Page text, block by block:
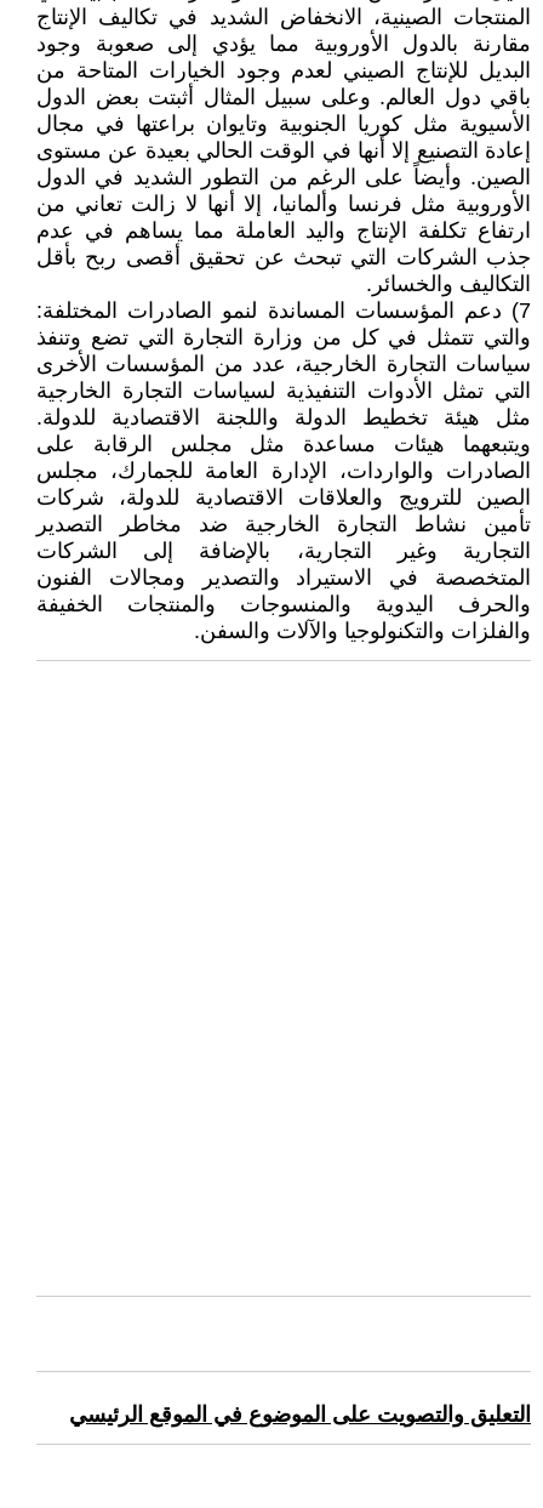
المنتجات الصينية، الانخفاض الشديد في تكاليف الإنتاج
مقارنة بالدول الأوروبية مما يؤدي إلى صعوبة وجود
البديل للإنتاج الصيني لعدم وجود الخيارات المتاحة من
باقي دول العالم. وعلى سبيل المثال أثبتت بعض الدول
الأسيوية مثل كوريا الجنوبية وتايوان براعتها في مجال
إعادة التصنيع إلا أنها في الوقت الحالي بعيدة عن مستوى
الصين. وأيضاً على الرغم من التطور الشديد في الدول
الأوروبية مثل فرنسا وألمانيا، إلا أنها لا زالت تعاني من
ارتفاع تكلفة الإنتاج واليد العاملة مما يساهم في عدم
جذب الشركات التي تبحث عن تحقيق أقصى ربح بأقل
التكاليف والخسائر.
7) دعم المؤسسات المساندة لنمو الصادرات المختلفة:
والتي تتمثل في كل من وزارة التجارة التي تضع وتنفذ
سياسات التجارة الخارجية، عدد من المؤسسات الأخرى
التي تمثل الأدوات التنفيذية لسياسات التجارة الخارجية
مثل هيئة تخطيط الدولة واللجنة الاقتصادية للدولة.
ويتبعهما هيئات مساعدة مثل مجلس الرقابة على
الصادرات والواردات، الإدارة العامة للجمارك، مجلس
الصين للترويج والعلاقات الاقتصادية للدولة، شركات
تأمين نشاط التجارة الخارجية ضد مخاطر التصدير
التجارية وغير التجارية، بالإضافة إلى الشركات
المتخصصة في الاستيراد والتصدير ومجالات الفنون
والحرف اليدوية والمنسوجات والمنتجات الخفيفة
والفلزات والتكنولوجيا والآلات والسفن.
التعليق والتصويت على الموضوع في الموقع الرئيسي